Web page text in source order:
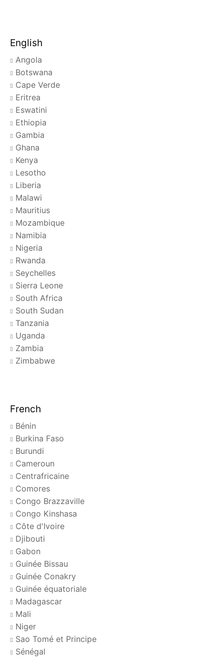
English
Angola
Botswana
Cape Verde
Eritrea
Eswatini
Ethiopia
Gambia
Ghana
Kenya
Lesotho
Liberia
Malawi
Mauritius
Mozambique
Namibia
Nigeria
Rwanda
Seychelles
Sierra Leone
South Africa
South Sudan
Tanzania
Uganda
Zambia
Zimbabwe
French
Bénin
Burkina Faso
Burundi
Cameroun
Centrafricaine
Comores
Congo Brazzaville
Congo Kinshasa
Côte d'Ivoire
Djibouti
Gabon
Guinée Bissau
Guinée Conakry
Guinée équatoriale
Madagascar
Mali
Niger
Sao Tomé et Principe
Sénégal